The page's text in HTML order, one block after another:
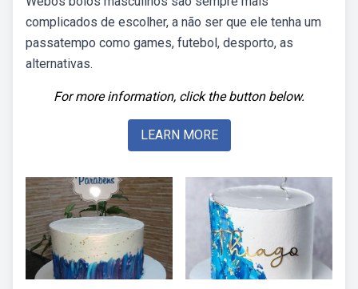
complicados de escolher, a não ser que ele tenha um
passatempo como games, futebol, desporto, as
alternativas.
For more information, click the button below.
LEARN MORE